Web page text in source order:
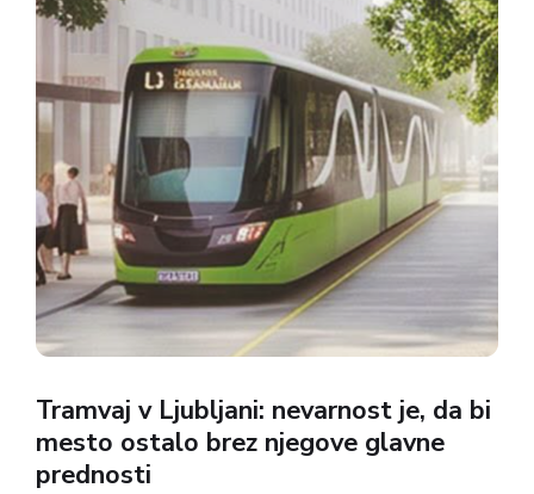
Tramvaj v Ljubljani: nevarnost je, da bi
mesto ostalo brez njegove glavne
prednosti